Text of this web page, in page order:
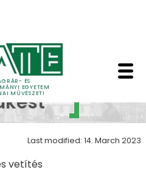
ÉS
EGYETEM
MŰVÉSZETI
- 5 -
Last modified: 14. March 2023
vetítés